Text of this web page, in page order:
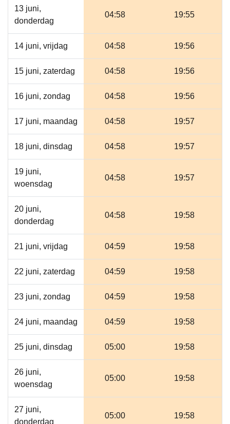
13 juni,
donderdag
04:58 19:55
14 juni, vrijdag 04:58 19:56
15 juni, zaterdag 04:58 19:56
16 juni, zondag 04:58 19:56
17 juni, maandag 04:58 19:57
18 juni, dinsdag 04:58 19:57
19 juni,
woensdag
04:58 19:57
20 juni,
donderdag
04:58 19:58
21 juni, vrijdag 04:59 19:58
22 juni, zaterdag 04:59 19:58
23 juni, zondag 04:59 19:58
24 juni, maandag 04:59 19:58
25 juni, dinsdag 05:00 19:58
26 juni,
woensdag
05:00 19:58
27 juni,
donderdag
05:00 19:58